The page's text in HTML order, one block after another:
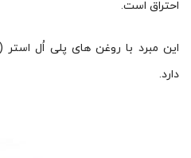
احتراق است.
دارد.